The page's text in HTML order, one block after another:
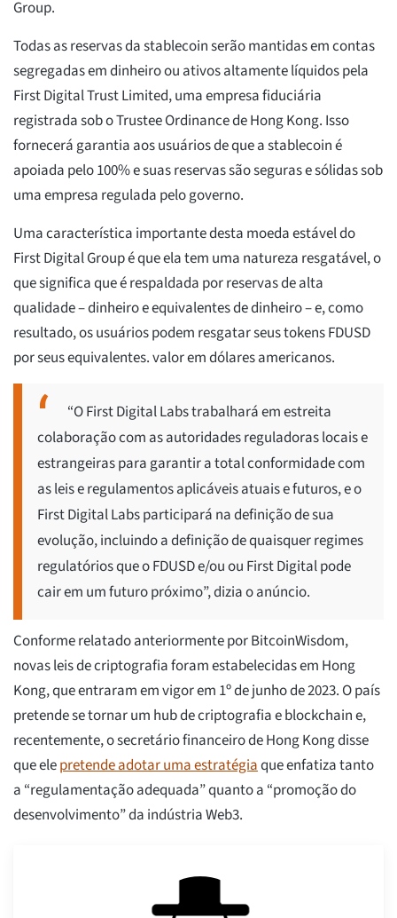
Group.
Todas as reservas da stablecoin serão mantidas em contas
segregadas em dinheiro ou ativos altamente líquidos pela
First Digital Trust Limited, uma empresa fiduciária
registrada sob o Trustee Ordinance de Hong Kong. Isso
fornecerá garantia aos usuários de que a stablecoin é
apoiada pelo 100% e suas reservas são seguras e sólidas sob
uma empresa regulada pelo governo.
Uma característica importante desta moeda estável do
First Digital Group é que ela tem uma natureza resgatável, o
que significa que é respaldada por reservas de alta
qualidade – dinheiro e equivalentes de dinheiro – e, como
resultado, os usuários podem resgatar seus tokens FDUSD
por seus equivalentes. valor em dólares americanos.
“O First Digital Labs trabalhará em estreita
colaboração com as autoridades reguladoras locais e
estrangeiras para garantir a total conformidade com
as leis e regulamentos aplicáveis atuais e futuros, e o
First Digital Labs participará na definição de sua
evolução, incluindo a definição de quaisquer regimes
regulatórios que o FDUSD e/ou ou First Digital pode
cair em um futuro próximo”, dizia o anúncio.
Conforme relatado anteriormente por BitcoinWisdom,
novas leis de criptografia foram estabelecidas em Hong
Kong, que entraram em vigor em 1º de junho de 2023. O país
pretende se tornar um hub de criptografia e blockchain e,
recentemente, o secretário financeiro de Hong Kong disse
que elepretende adotar uma estratégiaque enfatiza tanto
a “regulamentação adequada” quanto a “promoção do
desenvolvimento” da indústria Web3.